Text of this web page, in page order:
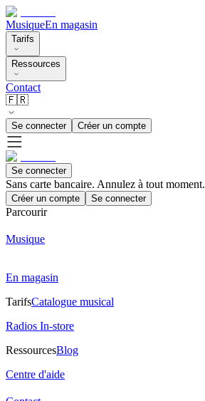
MusiqueEn magasin
Tarifs
Ressources
Contact
🇫🇷
Se connecter Créer un compte
Se connecter
Sans carte bancaire. Annulez à tout moment.
Créer un compte Se connecter
Parcourir
Musique
En magasin
TarifsCatalogue musical
Radios In-store
RessourcesBlog
Centre d'aide